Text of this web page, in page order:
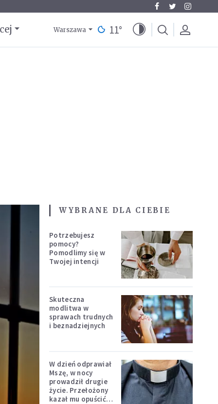
Warszawa 11°
WYBRANE DLA CIEBIE
Potrzebujesz
pomocy?
Pomodlimy się w
Twojej intencji
Skuteczna
modlitwa w
sprawach trudnych
i beznadziejnych
W dzień odprawiał
Mszę, w nocy
prowadził drugie
życie. Przełożony
kazał mu opuścić